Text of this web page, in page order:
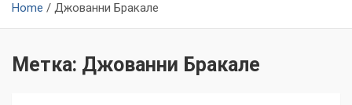
Home Джованни Бракале
Метка: Джованни Бракале